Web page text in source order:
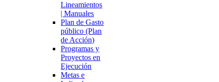
Lineamientos
| Manuales
Plan de Gasto
público (Plan
de Acción)
Programas y
Proyectos en
Ejecución
Metas e